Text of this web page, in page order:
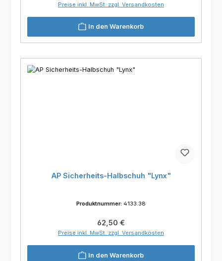
Preise inkl. MwSt. zzgl. Versandkosten
In den Warenkorb
AP Sicherheits-Halbschuh "Lynx"
Produktnummer: 4133.38
Regulärer Preis:
62,50 €
Preise inkl. MwSt. zzgl. Versandkosten
In den Warenkorb